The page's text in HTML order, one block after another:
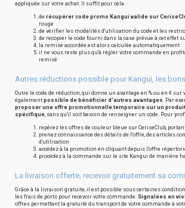
appliquée sur votre achat. Il suffit pour cela :
de récupérer code promo Kangui valide sur
rouge
de vérifier les modalités d'utilisation du code et les
de recopier le code fourni dans la case prévue à cet effet
la remise accordée est alors calculée automatiquement
il ne vous reste plus qu'à régler votre commande en
remisé
Autres réductions possible pour Kangui, les
Outre le code de réduction, qui donne un avantage en % ou en € sur
également possible de bénéficier d'autres avantages. Par
proposer une offre promotionnelle temporaire sur un
spécifique, sans qu'il soit besoin de renseigner un code. Pour
repérez les offres de couleur bleue sur CeriseClub,
prenez connaissance des détails de l'offre, des articles
d'utilisation
accédez à la promotion en cliquant depuis l'offre
procédez à la commande sur le site Kangui de manière
La livraison offerte, recevoir gratuitement sa
Grâce à la livraison gratuite, il est possible sous certaines
les frais de ports pour recevoir votre commande. Signalées en
offres permettant la gratuité du transport de votre commande à